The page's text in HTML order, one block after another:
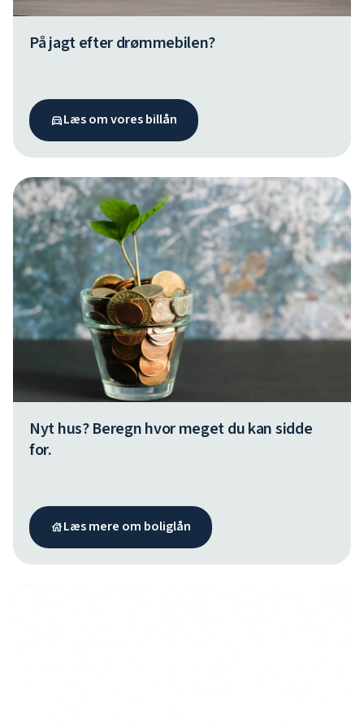
På jagt efter drømmebilen?
Læs om vores billån
Nyt hus? Beregn hvor meget du kan sidde
for.
Læs mere om boliglån